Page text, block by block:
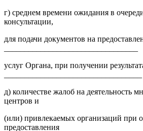
г) среднем времени ожидания в
консультации,
для подачи документов на
услуг Органа, при получении
д) количестве жалоб на деятельность
центров и
(или) привлекаемых организаций при
предоставления